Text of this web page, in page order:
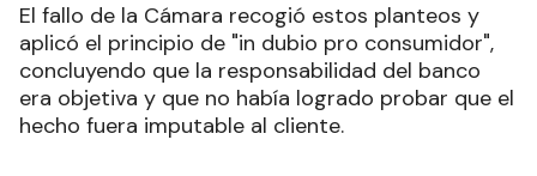
El fallo de la Cámara recogió estos planteos y
aplicó el principio de "in dubio pro consumidor",
concluyendo que la responsabilidad del banco
era objetiva y que no había logrado probar que el
hecho fuera imputable al cliente.